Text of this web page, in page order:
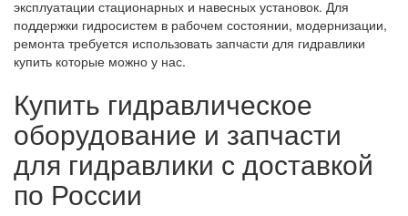
эксплуатации стационарных и навесных установок. Для
поддержки гидросистем в рабочем состоянии, модернизации,
ремонта требуется использовать запчасти для гидравлики
купить которые можно у нас.
Купить гидравлическое
оборудование и запчасти
для гидравлики с доставкой
по России